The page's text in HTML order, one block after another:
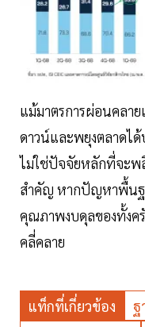
แม้มาตรการผ่อนคลา
ดาวน์และพยุงตลาดได้
ไม่ใช่ปัจจัยหลักที่จะพ
สำคัญ หากปัญหาพื้นฐ
คุณภาพงบดุลของทั้งค
คลี่คลาย
แท็กที่เกี่ยวข้อง ฐ